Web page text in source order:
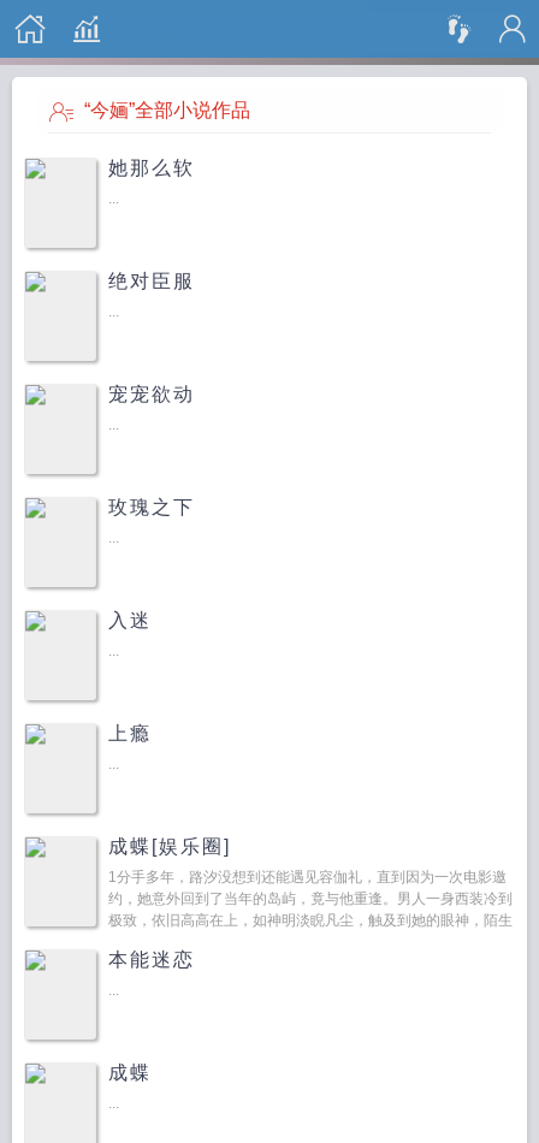
搜 索
“今婳”全部小说作品
她那么软
...
绝对臣服
...
宠宠欲动
...
玫瑰之下
...
入迷
...
上瘾
...
成蝶[娱乐圈]
1分手多年，路汐没想到还能遇见容伽礼，直到因为一次电影邀
约，她意外回到了当年的岛屿，竟与他重逢。男人一身西装冷到
极致，依旧高高在上，如神明淡睨凡尘，触及到她的眼神，陌生
本能迷恋
...
成蝶
...